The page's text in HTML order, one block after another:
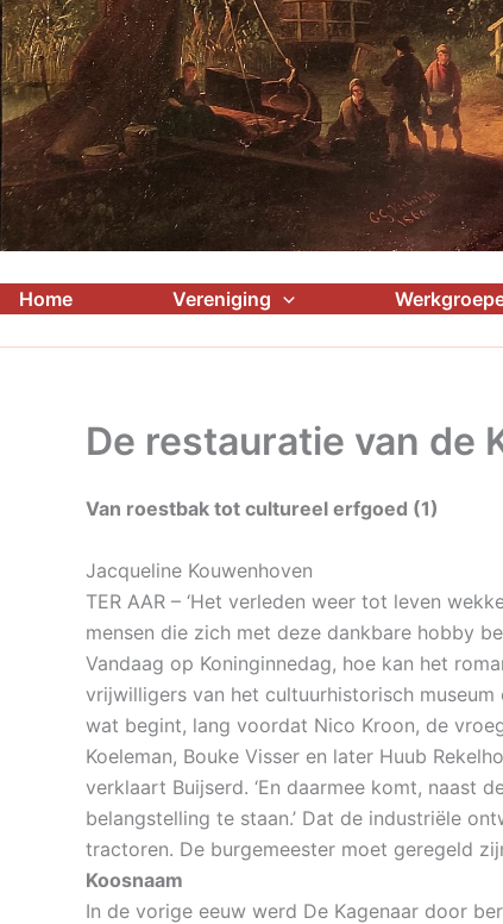
Home Vereniging
De restauratie van de
Van roestbak tot cultureel erfgoed (1)
Jacqueline Kouwenhoven
TER AAR – ‘Het verleden weer tot leven
mensen die zich met deze dankbare hobby
Vandaag op Koninginnedag, hoe kan het
vrijwilligers van het cultuurhistorisch
wat begint, lang voordat Nico Kroon, de
Koeleman, Bouke Visser en later Huub
verklaart Buijserd. ‘En daarmee komt, naast
belangstelling te staan.’ Dat de industriële
tractoren. De burgemeester moet geregeld
Koosnaam
In de vorige eeuw werd De Kagenaar door